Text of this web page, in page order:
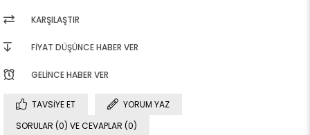
KARŞILAŞTIR
FIYAT DÜŞÜNCE HABER VER
GELINCE HABER VER
TAVSIYE ET
YORUM YAZ
SORULAR (0) VE CEVAPLAR (0)